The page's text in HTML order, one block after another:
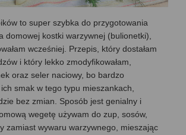
to super szybka do przygotowania
domowej kostki warzywnej (bulionetki),
wcześniej. Przepis, który dostałam
i który lekko zmodyfikowałam,
oraz seler naciowy, bo bardzo
smak w tego typu mieszankach,
bez zmian. Sposób jest genialny i
wegetę używam do zup, sosów,
zamiast wywaru warzywnego, mieszając